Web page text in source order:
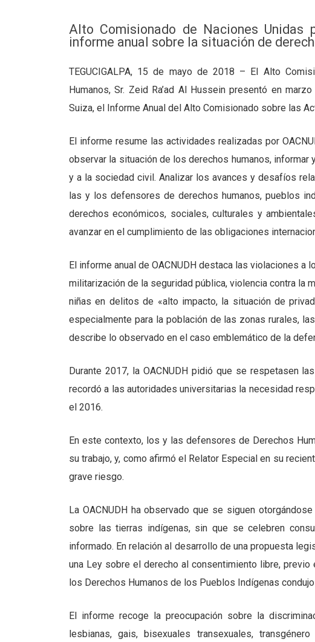
Alto Comisionado de Naciones Unidas
informe anual sobre la situación de
TEGUCIGALPA, 15 de mayo de 2018 – El Alto
Humanos, Sr. Zeid Ra’ad Al Hussein presentó en
Suiza, el Informe Anual del Alto Comisionado sobre las
El informe resume las actividades realizadas por
observar la situación de los derechos humanos,
y a la sociedad civil. Analizar los avances y desafíos
las y los defensores de derechos humanos, pueblos
derechos económicos, sociales, culturales y
avanzar en el cumplimiento de las obligaciones
El informe anual de OACNUDH destaca las violaciones
militarización de la seguridad pública, violencia contra la
niñas en delitos de «alto impacto, la situación de
especialmente para la población de las zonas rurales,
describe lo observado en el caso emblemático de la
Durante 2017, la OACNUDH pidió que se respetasen
recordó a las autoridades universitarias la necesidad
el 2016.
En este contexto, los y las defensores de Derechos
su trabajo, y, como afirmó el Relator Especial en su
grave riesgo.
La OACNUDH ha observado que se siguen
sobre las tierras indígenas, sin que se celebren
informado. En relación al desarrollo de una propuesta
una Ley sobre el derecho al consentimiento libre,
los Derechos Humanos de los Pueblos Indígenas
El informe recoge la preocupación sobre la
lesbianas, gais, bisexuales transexuales,